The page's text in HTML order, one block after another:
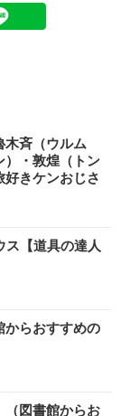
斉（ウルム
）・敦煌（トン
好きケンおじさ
ス【道具の達人
からおすすめの
（図書館からお